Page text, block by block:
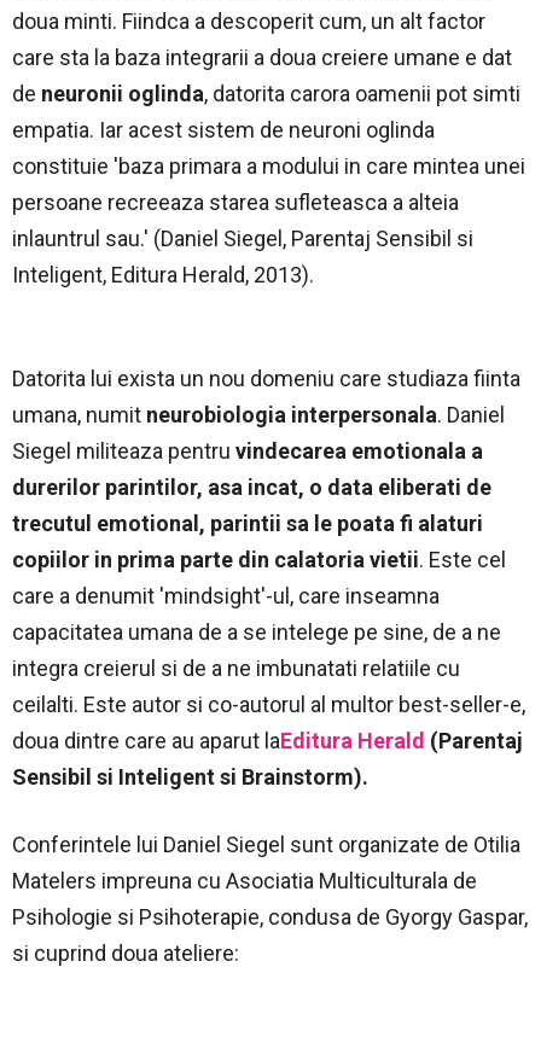
doua minti. Fiindca a descoperit cum, un alt factor
care sta la baza integrarii a doua creiere umane e dat
de neuronii oglinda, datorita carora oamenii pot simti
empatia. Iar acest sistem de neuroni oglinda
constituie 'baza primara a modului in care mintea unei
persoane recreeaza starea sufleteasca a alteia
inlauntrul sau.' (Daniel Siegel, Parentaj Sensibil si
Inteligent, Editura Herald, 2013).
Datorita lui exista un nou domeniu care studiaza fiinta
umana, numit neurobiologia interpersonala. Daniel
Siegel militeaza pentru vindecarea emotionala a
durerilor parintilor, asa incat, o data eliberati de
trecutul emotional, parintii sa le poata fi alaturi
copiilor in prima parte din calatoria vietii. Este cel
care a denumit 'mindsight'-ul, care inseamna
capacitatea umana de a se intelege pe sine, de a ne
integra creierul si de a ne imbunatati relatiile cu
ceilalti. Este autor si co-autorul al multor best-seller-e,
doua dintre care au aparut laEditura Herald (Parentaj
Sensibil si Inteligent si Brainstorm).
Conferintele lui Daniel Siegel sunt organizate de Otilia
Matelers impreuna cu Asociatia Multiculturala de
Psihologie si Psihoterapie, condusa de Gyorgy Gaspar,
si cuprind doua ateliere: